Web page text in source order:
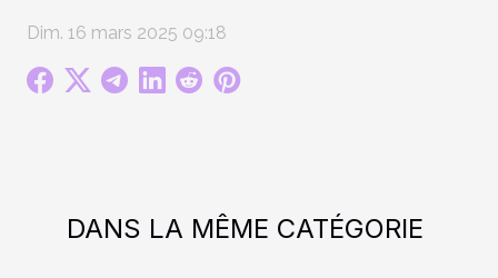
Dim. 16 mars 2025 09:18
DANS LA MÊME CATÉGORIE